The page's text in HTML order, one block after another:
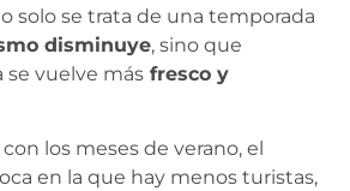
solo se trata de una temporada
disminuye, sino que
vuelve más fresco y
los meses de verano, el
en la que hay menos turistas,